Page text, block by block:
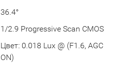
36.4°
1/2.9 Progressive Scan CMOS
Цвет: 0.018 Lux @ (F1.6, AGC
ON)